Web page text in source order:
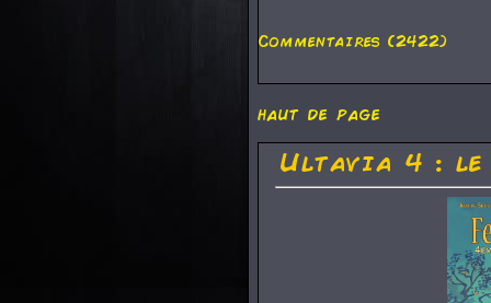
Commentaires (2422)
haut de page
Ultavia 4 :